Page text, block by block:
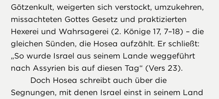
Götzenkult, weigerten sich verstockt, umzukehren,
missachteten Gottes Gesetz und praktizierten
Hexerei und Wahrsagerei (2. Könige 17, 7–18) – die
gleichen Sünden, die Hosea aufzählt. Er schließt:
„So wurde Israel aus seinem Lande weggeführt
nach Assyrien bis auf diesen Tag“ (Vers 23).
Doch Hosea schreibt auch über die
Segnungen, mit denen Israel einst in seinem Land